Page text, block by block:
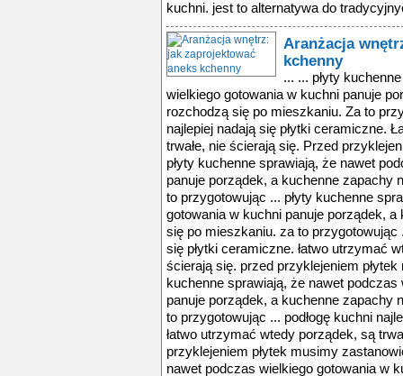
kuchni. jest to alternatywa do
Aranżacja
kchenny
... ... płyty
wielkiego gotowania w kuchni panuje
rozchodzą się po mieszkaniu. Za to
najlepiej nadają się płytki ceramiczne.
trwałe, nie ścierają się. Przed
płyty kuchenne sprawiają, że nawet
panuje porządek, a kuchenne zapachy
to przygotowując ... płyty kuchenne
gotowania w kuchni panuje porządek,
się po mieszkaniu. za to przygotowując
się płytki ceramiczne. łatwo utrzymać
ścierają się. przed przyklejeniem
kuchenne sprawiają, że nawet
panuje porządek, a kuchenne zapachy
to przygotowując ... podłogę kuchni
łatwo utrzymać wtedy porządek, są
przyklejeniem płytek musimy
nawet podczas wielkiego gotowania w